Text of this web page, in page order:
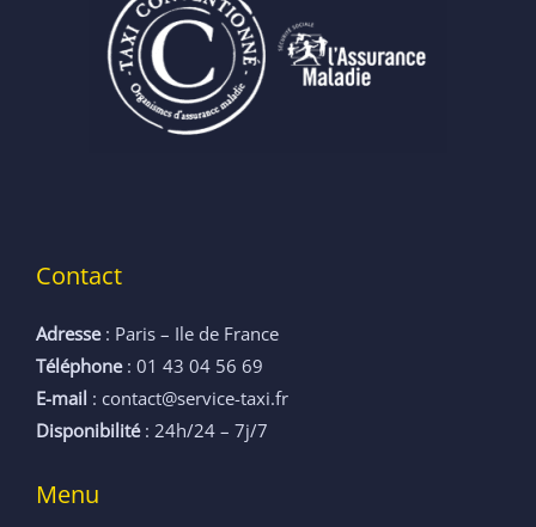
Contact
Adresse: Paris – Ile de France
Téléphone: 01 43 04 56 69
E-mail : contact@service-taxi.fr
Disponibilité: 24h/24 – 7j/7
Menu